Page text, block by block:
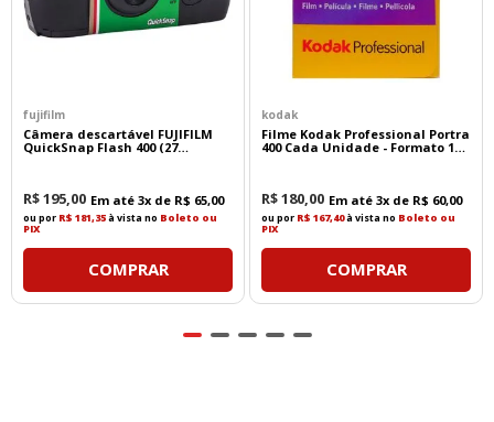
fujifilm
Câmera descartável FUJIFILM
QuickSnap Flash 400 (27
R$195,00 Em até 3x de R$ 65,00
ou por R$ 181,35à vista no Boleto ou
PIX
COMPRAR
kodak
Filme Kodak Professional Portra
400 Cada Unidade - Formato 135
R$180,00 Em até 3x de R$ 60,00
ou por R$ 167,40à vista no Boleto ou
PIX
COMPRAR